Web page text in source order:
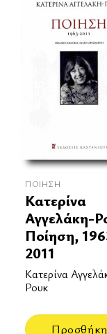
ΠΟΊΗΣΗ
Κατερίνα
Αγγελάκη-
Ποίηση,
2011
Κατερίνα
Ρουκ
Προσθήκη